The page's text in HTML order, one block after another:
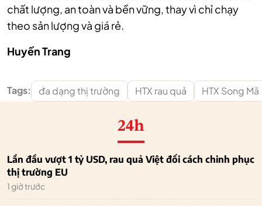
chất lượng, an toàn và bền vững, thay vì chỉ chạy
theo sản lượng và giá rẻ.
Huyền Trang
Tags: đa dạng thị trường HTX rau quả HTX Song Mã
24h
Lần đầu vượt 1 tỷ USD, rau quả Việt đổi cách chinh phục
thị trường EU
1 giờ trước